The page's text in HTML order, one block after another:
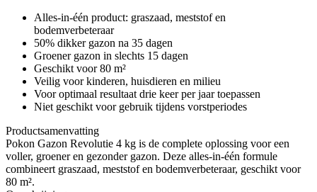
Alles-in-één product: graszaad, meststof en
bodemverbeteraar
50% dikker gazon na 35 dagen
Groener gazon in slechts 15 dagen
Geschikt voor 80 m²
Veilig voor kinderen, huisdieren en milieu
Voor optimaal resultaat drie keer per jaar toepassen
Niet geschikt voor gebruik tijdens vorstperiodes
Productsamenvatting
Pokon Gazon Revolutie 4 kg is de complete oplossing voor een
voller, groener en gezonder gazon. Deze alles-in-één formule
combineert graszaad, meststof en bodemverbeteraar, geschikt voor
80 m².